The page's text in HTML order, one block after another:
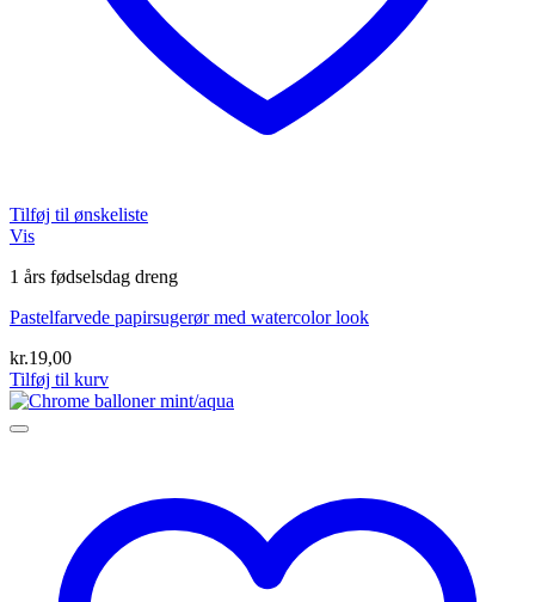
Tilføj til ønskeliste
Vis
1 års fødselsdag dreng
Pastelfarvede papirsugerør med watercolor look
kr.19,00
Tilføj til kurv